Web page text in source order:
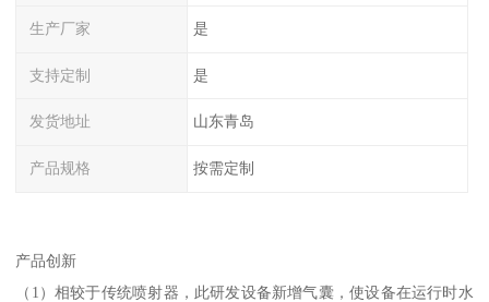
生产厂家 是
支持定制 是
发货地址 山东青岛
产品规格 按需定制
产品创新
（1）相较于传统喷射器，此研发设备新增气囊，使设备在运行时水